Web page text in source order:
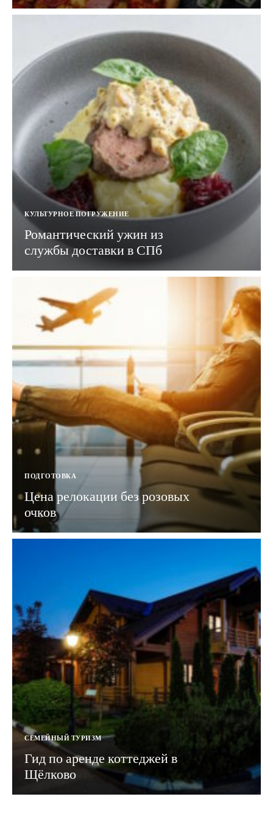
КУЛЬТУРНОЕ ПОГРУЖЕНИЕ
Романтический ужин из
службы доставки в СПб
ПОДГОТОВКА
Цена релокации без розовых
очков
СЕМЕЙНЫЙ ТУРИЗМ
Гид по аренде коттеджей в
Щёлково